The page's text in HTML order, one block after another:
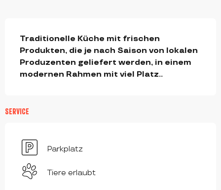
Traditionelle Küche mit frischen
Produkten, die je nach Saison von lokalen
Produzenten geliefert werden, in einem
modernen Rahmen mit viel Platz..
SERVICE
Parkplatz
Tiere erlaubt